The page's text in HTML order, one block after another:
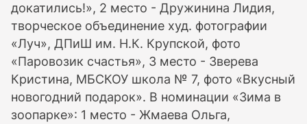
докатились!», 2 место - Дружинина Лидия,
творческое объединение худ. фотографии
«Луч», ДПиШ им. Н.К. Крупской, фото
«Паровозик счастья», 3 место - Зверева
Кристина, МБСКОУ школа № 7, фото «Вкусный
новогодний подарок». В номинации «Зима в
зоопарке»: 1 место - Жмаева Ольга,